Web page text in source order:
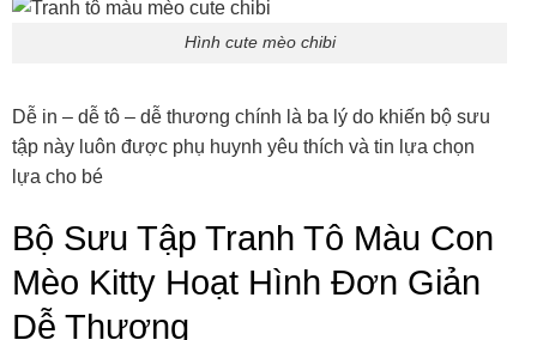
Hình cute mèo chibi
Dễ in – dễ tô – dễ thương chính là ba lý do khiến bộ sưu
tập này luôn được phụ huynh yêu thích và tin lựa chọn
lựa cho bé
Bộ Sưu Tập Tranh Tô Màu Con
Mèo Kitty Hoạt Hình Đơn Giản
Dễ Thương